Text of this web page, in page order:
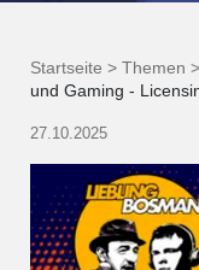
Startseite > Themen >
und Gaming -
27.10.2025